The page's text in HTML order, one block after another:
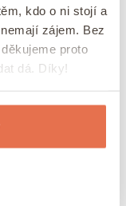
kdo o ni stojí a
zájem. Bez
proto
dá. Díky!
podle
výrobek
mouky